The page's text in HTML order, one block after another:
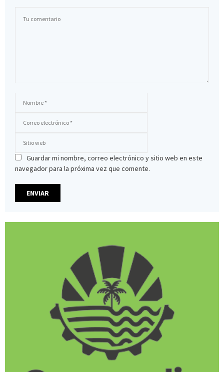
Guardar mi nombre, correo electrónico y sitio web en este
navegador para la próxima vez que comente.